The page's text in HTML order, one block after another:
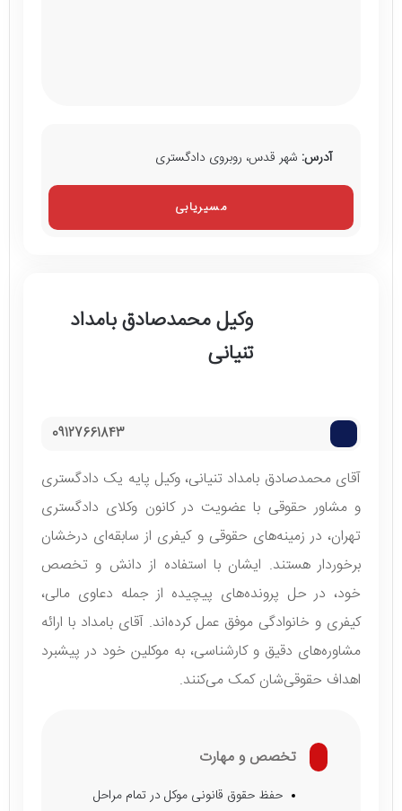
آدرس: شهر قدس، روبروی دادگستری
مسیریابی
وکیل محمدصادق بامداد
تنیانی
09127661843
آقای محمدصادق بامداد تنیانی، وکیل پایه یک دادگستری
و مشاور حقوقی با عضویت در کانون وکلای دادگستری
تهران، در زمینه‌های حقوقی و کیفری از سابقه‌ای درخشان
برخوردار هستند. ایشان با استفاده از دانش و تخصص
خود، در حل پرونده‌های پیچیده از جمله دعاوی مالی،
کیفری و خانوادگی موفق عمل کرده‌اند. آقای بامداد با ارائه
مشاوره‌های دقیق و کارشناسی، به موکلین خود در پیشبرد
اهداف حقوقی‌شان کمک می‌کنند.
تخصص و مهارت
حفظ حقوق قانونی موکل در تمام مراحل